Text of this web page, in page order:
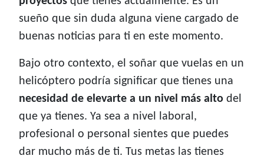
sueño que sin duda alguna viene cargado de
buenas noticias para ti en este momento.
Bajo otro contexto, el soñar que vuelas en un
helicóptero podría significar que tienes una
necesidad de elevarte a un nivel más alto del
que ya tienes. Ya sea a nivel laboral,
profesional o personal sientes que puedes
dar mucho más de ti. Tus metas las tienes